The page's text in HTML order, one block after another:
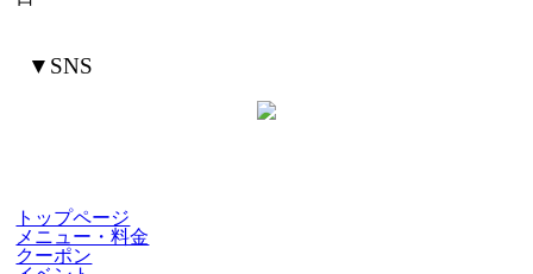
▼SNS
トップページ
メニュー・料金
クーポン